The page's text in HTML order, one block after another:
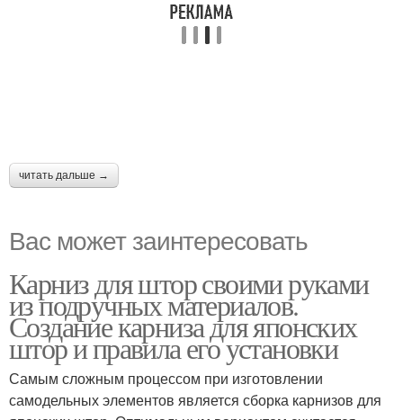
читать дальше →
Вас может заинтересовать
Карниз для штор своими руками
из подручных материалов.
Создание карниза для японских
штор и правила его установки
Самым сложным процессом при изготовлении
самодельных элементов является сборка карнизов для